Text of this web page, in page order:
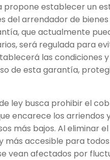
propone establecer un
del arrendador de
que actualmente
será regulada para
las condiciones
de esta garantía,
ley busca prohibir el
encarece los arriendos
más bajos. Al eliminar
más accesible para
vean afectados por